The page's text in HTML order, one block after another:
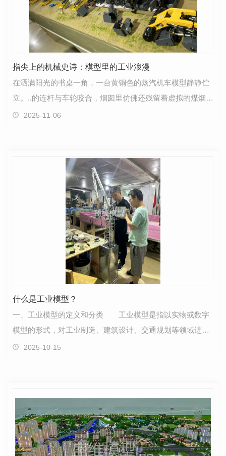
指尖上的机械史诗：模型里的工业浪漫
在洒满阳光的书桌一角，一台黄铜色的蒸汽机车模型静静伫
立。..的连杆与车轮咬合，烟囱里仿佛还残留着虚拟的煤烟，
转动曲轴时，齿轮啮合的细微声响里，竟藏着工业时…
2025-11-06
什么是工业模型？
一、工业模型的定义和分类 工业模型是指以实物或数字
模型的形式，对工业制造、建筑设计、交通规划等领域进行
模拟和仿真的技术手段。根据模型的形式和用途，工业…
2025-10-15